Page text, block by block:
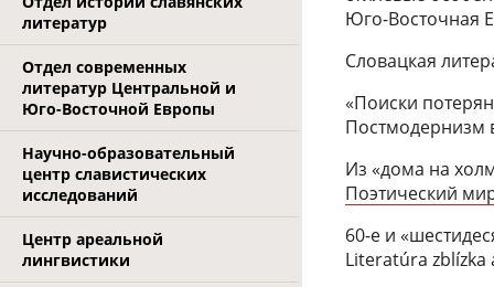
литератур
Отдел современных
литератур Центральной и
Юго-Восточной Европы
Научно-образовательный
центр славистических
исследований
Центр ареальной
лингвистики
Юго-Восточная
Словацкая
«Поиски
Постмодернизм
Из «дома на
Поэтический
60-е и
Literatúra zblízka